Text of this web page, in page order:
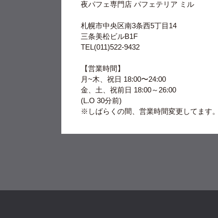
夜パフェ専門店 パフェテリア ミル
札幌市中央区南3条西5丁目14
三条美松ビルB1F
TEL(011)522-9432
【営業時間】
月~木、祝日 18:00〜24:00
金、土、祝前日 18:00～26:00
⁡(L.O 30分前)
※しばらくの間、営業時間変更してます